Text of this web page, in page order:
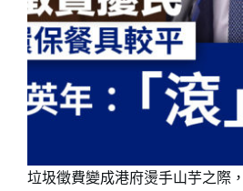
垃圾徵費變成港府燙手山芋之際